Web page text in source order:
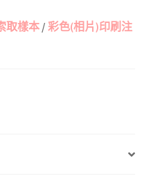
取樣本/ 彩色(相片)印刷注